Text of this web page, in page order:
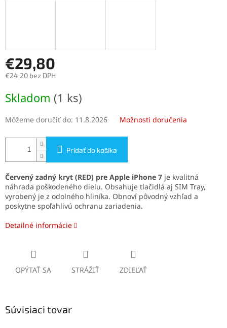
€29,80
€24,20 bez DPH
cena:
Skladom (1 ks)
Môžeme doručiť do: 11.8.2026 Možnosti doručenia
Pridať do košíka
Červený zadný kryt (RED) pre Apple iPhone 7 je kvalitná
náhrada poškodeného dielu. Obsahuje tlačidlá aj SIM Tray,
vyrobený je z odolného hliníka. Obnoví pôvodný vzhľad a
poskytne spoľahlivú ochranu zariadenia.
Detailné informácie
OPÝTAŤ SA STRÁŽIŤ ZDIEĽAŤ
Súvisiaci tovar